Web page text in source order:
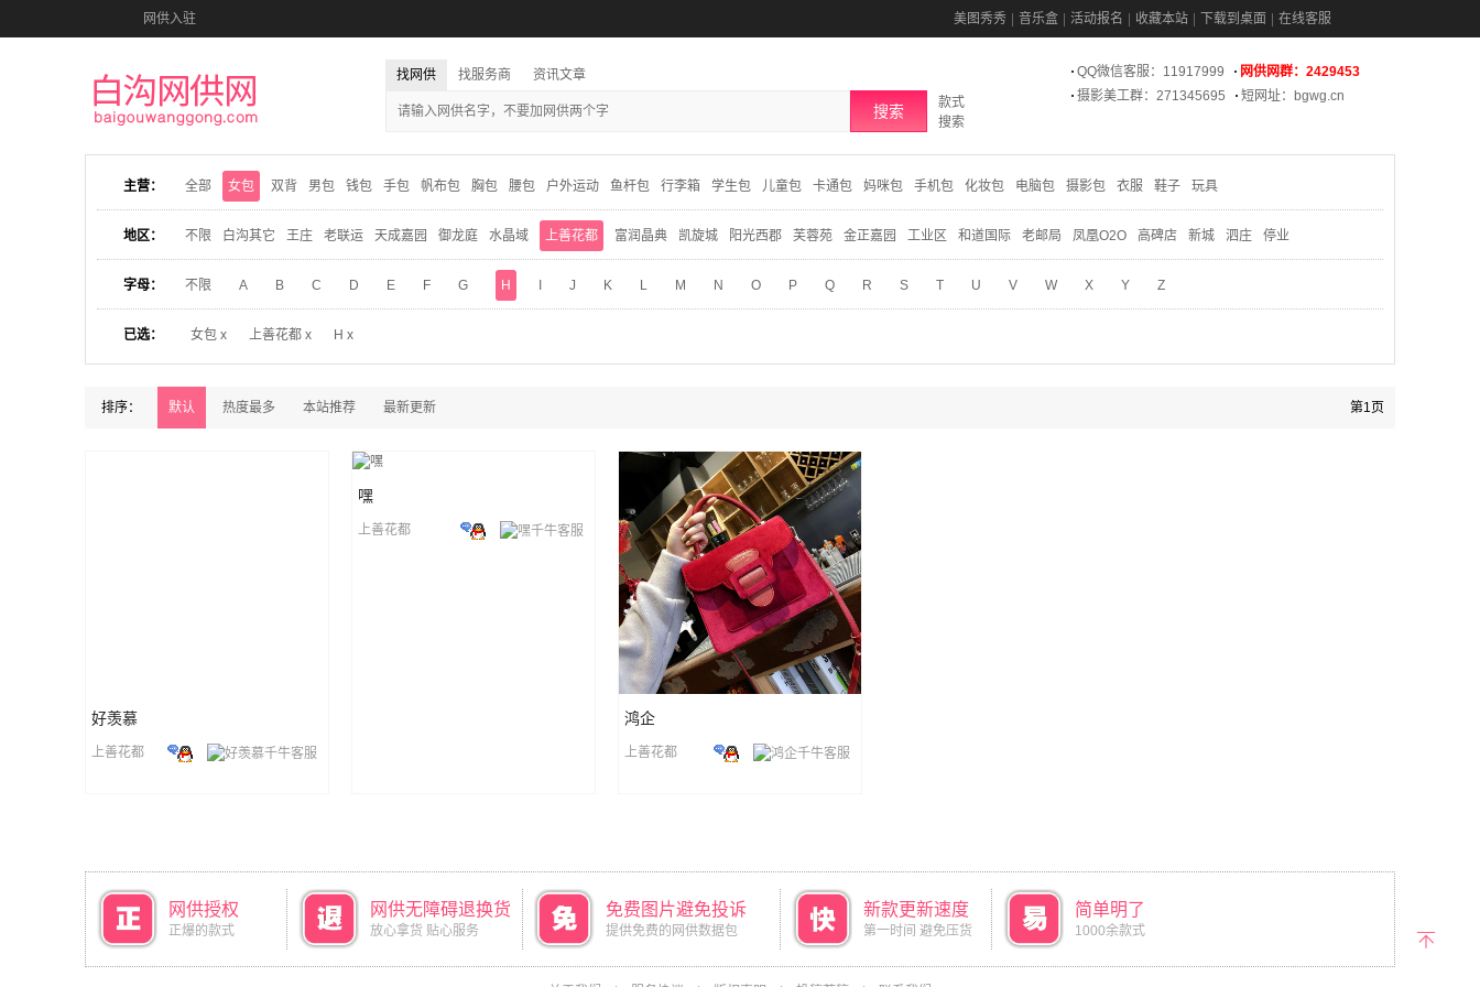
网供入驻 美图秀秀 音乐盒 活动报名 收藏本站 下载到桌面 在线客服
找网供 找服务商 资讯文章
搜索
款式
搜索
QQ微信客服：11917999
网供网群：2429453
摄影美工群：271345695
短网址：bgwg.cn
主营： 全部 女包 双背 男包 钱包 手包 帆布包 胸包 腰包 户外运动 鱼杆包 行李箱 学生包 儿童包 卡通包 妈咪包 手机包 化妆包 电脑包 摄影包 衣服 鞋子 玩具
地区： 不限 白沟其它 王庄 老联运 天成嘉园 御龙庭 水晶域 上善花都 富润晶典 凯旋城 阳光西郡 芙蓉苑 金正嘉园 工业区 和道国际 老邮局 凤凰O2O 高碑店 新城 泗庄 停业
字母： 不限 A B C D E F G H J K L M N O P Q R S T U V W X Y Z
已选： 女包 x 上善花都 x H x
排序： 默认 热度最多 本站推荐 最新更新 第1页
好羡慕
上善花都
嘿
上善花都
鸿企
上善花都
网供授权
正爆的款式
网供无障碍退换货
放心拿货 贴心服务
免费图片避免投诉
提供免费的网供数据包
新款更新速度
第一时间 避免压货
简单明了
1000余款式